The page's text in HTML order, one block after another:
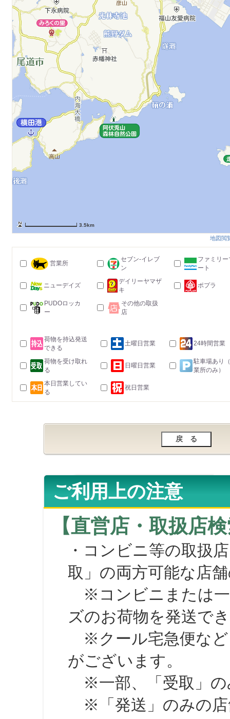
3.5km
地図閲
営業所
セブン-イレブ
ン
ファミリー
ート
ニューデイズ
デイリーヤマザ
キ
ポプラ
PUDOロッカ
ー
その他の取扱
店
荷物を持込発送
できる
土曜日営業 24時間営業
荷物を受け取れ
る
日曜日営業
駐車場あり
業所のみ）
本日営業してい
る
祝日営業
ご利用上の注意
【直営店・取扱店
・コンビニ等の取扱
取」の両方可能な店
※コンビニまたは一
ズのお荷物を発送で
※クール宅急便など
がございます。
※一部、「受取」の
※「発送」のみの店